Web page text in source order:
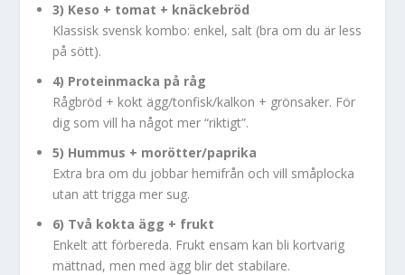
3) Keso + tomat + knäckebröd
Klassisk svensk kombo: enkel, salt (bra om du är less
på sött).
4) Proteinmacka på råg
Rågbröd + kokt ägg/tonfisk/kalkon + grönsaker. För
dig som vill ha något mer “riktigt”.
5) Hummus + morötter/paprika
Extra bra om du jobbar hemifrån och vill småplocka
utan att trigga mer sug.
6) Två kokta ägg + frukt
Enkelt att förbereda. Frukt ensam kan bli kortvarig
mättnad, men med ägg blir det stabilare.